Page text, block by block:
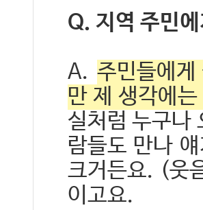
Q. 지역 주민
A. 주민들에
만 제 생각에
실처럼 누구나
람들도 만나
크거든요. (웃
이고요.